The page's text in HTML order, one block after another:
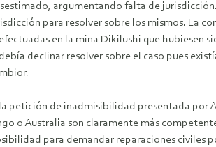
argumentando falta de
para resolver sobre los mismos. La
en la mina Dikilushi que hubiesen
declinar resolver sobre el caso pues
petición de inadmisibilidad presentada
o Australia son claramente más
para demandar reparaciones civiles